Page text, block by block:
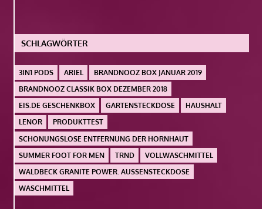
SCHLAGWÖRTER
3IN1 PODS ARIEL
BRANDNOOZ BOX JANUAR 2019
BRANDNOOZ CLASSIK BOX DEZEMBER 2018
EIS.DE GESCHENKBOX
GARTENSTECKDOSE
HAUSHALT
LENOR
PRODUKTTEST
SCHONUNGSLOSE ENTFERNUNG DER HORNHAUT
SUMMER FOOT FOR MEN
TRND
VOLLWASCHMITTEL
WALDBECK GRANITE POWER. AUSSENSTECKDOSE
WASCHMITTEL